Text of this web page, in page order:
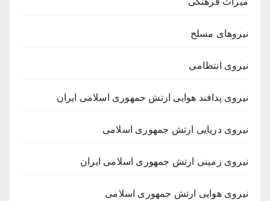
نیروهای مسلح
نیروی انتظامی
نیروی پدافند هوایی ارتش جمهوری اسلامی ایران
نیروی دریایی ارتش جمهوری اسلامی
نیروی زمینی ارتش جمهوری اسلامی ایران
نیروی هوایی ارتش جمهوری اسلامی